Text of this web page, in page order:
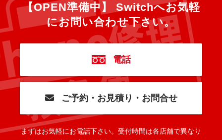
【OPEN準備中】 Switchへお気軽
にお問い合わせ下さい。
電話
ご予約・お見積り・お問合せ
まずはお気軽にお電話下さい。 受付時間は各店舗で異なり